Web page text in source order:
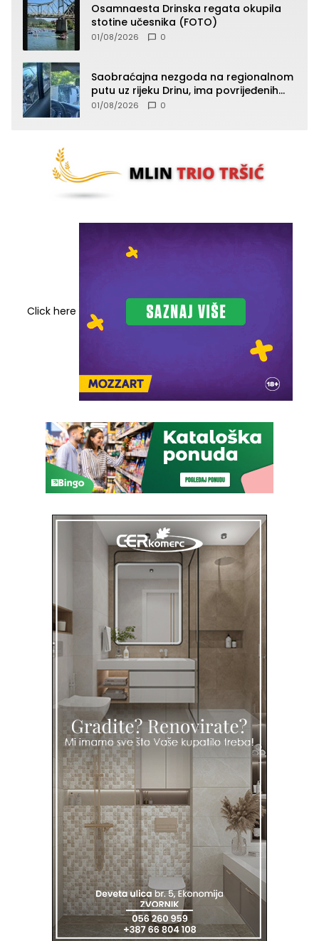
Osamnaesta Drinska regata okupila
stotine učesnika (FOTO)
01/08/2026 0
Saobraćajna nezgoda na regionalnom
putu uz rijeku Drinu, ima povrijeđenih
lica (FOTO)
01/08/2026 0
Click here